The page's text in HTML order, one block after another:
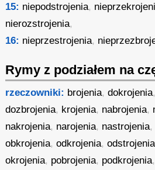
15: niepodstrojenia,
nierozstrojenia,
16: nieprzestrojenia,
Rymy z podziałem na
rzeczowniki: brojenia,dokrojenia
dozbrojenia, krojenia, nabrojenia,
nakrojenia, narojenia, nastrojenia,
obkrojenia,odkrojenia,odstrojenia
okrojenia, pobrojenia, podkrojenia,